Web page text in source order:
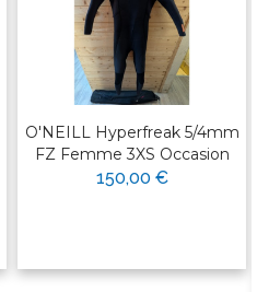
O'NEILL Hyperfreak 5/4mm
FZ Femme 3XS Occasion
150,00 €